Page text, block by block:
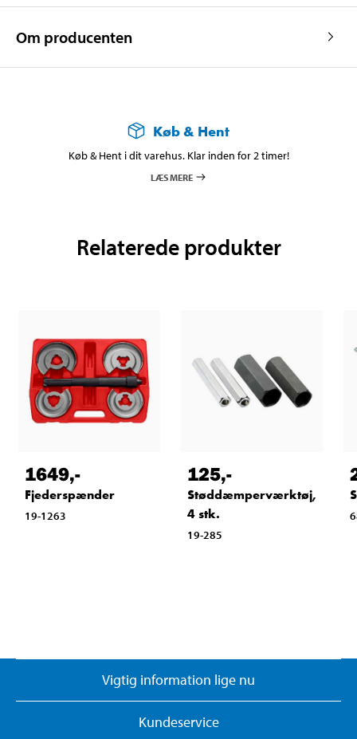
Om producenten
Køb & Hent
Køb & Hent i dit varehus. Klar inden for 2 timer!
LÆS MERE
Relaterede produkter
1649,-
Fjederspænder
19-1263
125,-
Støddæmperværktøj,
4 stk.
19-285
Vigtig information lige nu
Kundeservice